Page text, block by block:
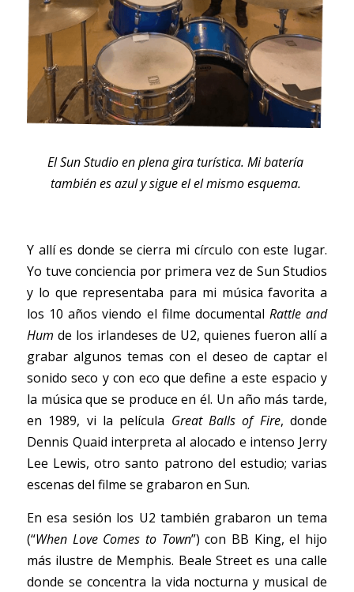
El Sun Studio en plena gira turística. Mi batería
también es azul y sigue el el mismo esquema.
Y allí es donde se cierra mi círculo con este lugar.
Yo tuve conciencia por primera vez de Sun Studios
y lo que representaba para mi música favorita a
los 10 años viendo el filme documental Rattle and
Hum de los irlandeses de U2, quienes fueron allí a
grabar algunos temas con el deseo de captar el
sonido seco y con eco que define a este espacio y
la música que se produce en él. Un año más tarde,
en 1989, vi la película Great Balls of Fire, donde
Dennis Quaid interpreta al alocado e intenso Jerry
Lee Lewis, otro santo patrono del estudio; varias
escenas del filme se grabaron en Sun.
En esa sesión los U2 también grabaron un tema
(“When Love Comes to Town”) con BB King, el hijo
más ilustre de Memphis. Beale Street es una calle
donde se concentra la vida nocturna y musical de